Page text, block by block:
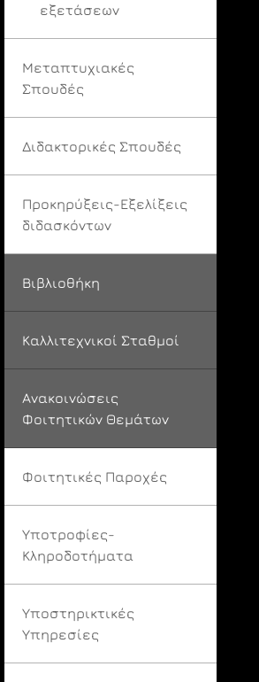
εξετάσεων
Μεταπτυχιακές
Σπουδές
Διδακτορικές Σπουδές
Προκηρύξεις-Εξελίξεις
διδασκόντων
Βιβλιοθήκη
Καλλιτεχνικοί Σταθμοί
Ανακοινώσεις
Φοιτητικών Θεμάτων
Φοιτητικές Παροχές
Υποτροφίες-
Κληροδοτήματα
Υποστηρικτικές
Υπηρεσίες